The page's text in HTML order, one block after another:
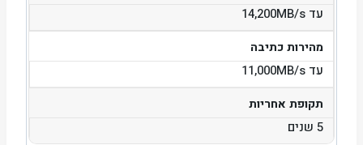
עד 14,200MB/s
מהירות כתיבה
עד 11,000MB/s
תקופת אחריות
5 שנים